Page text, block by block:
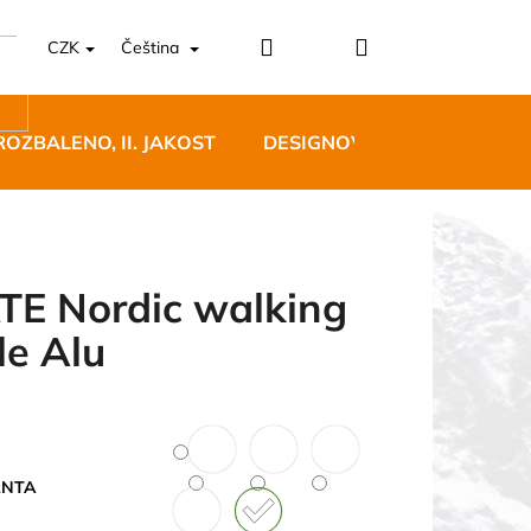
CZK Čeština PřihlášeníNákupní
II. JAKOST DESIGNOVÝ NÁBYTEK
Nordic walking
Alu
BĚŽECKÉ TRAILOVÉ